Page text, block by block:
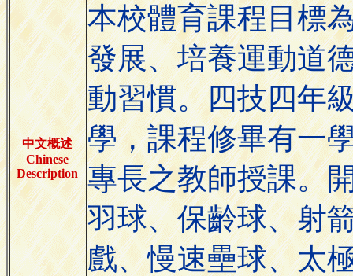
中文概述
Chinese
Description
本校體育課程目標
發展、培養運動道
動習慣。四技四年
學，課程修畢有一
專長之教師授課。
羽球、保齡球、射
戲、慢速壘球、太